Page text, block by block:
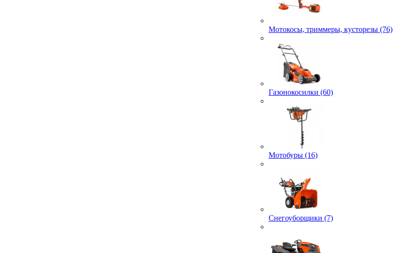
Мотокосы, триммеры, кусторезы (76)
Газонокосилки (60)
Мотобуры (16)
Снегоуборщики (7)